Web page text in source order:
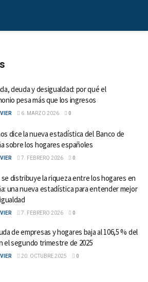
deuda y desigualdad: por qué el
pesa más que los ingresos
6. MARZO 2026 0
dice la nueva estadística del Banco de
sobre los hogares españoles
7. FEBRERO 2026 0
se distribuye la riqueza entre los hogares en
una nueva estadística para entender mejor
7. FEBRERO 2026 0
de empresas y hogares baja al 106,5 % del
el segundo trimestre de 2025
20. OCTUBRE 2025 0